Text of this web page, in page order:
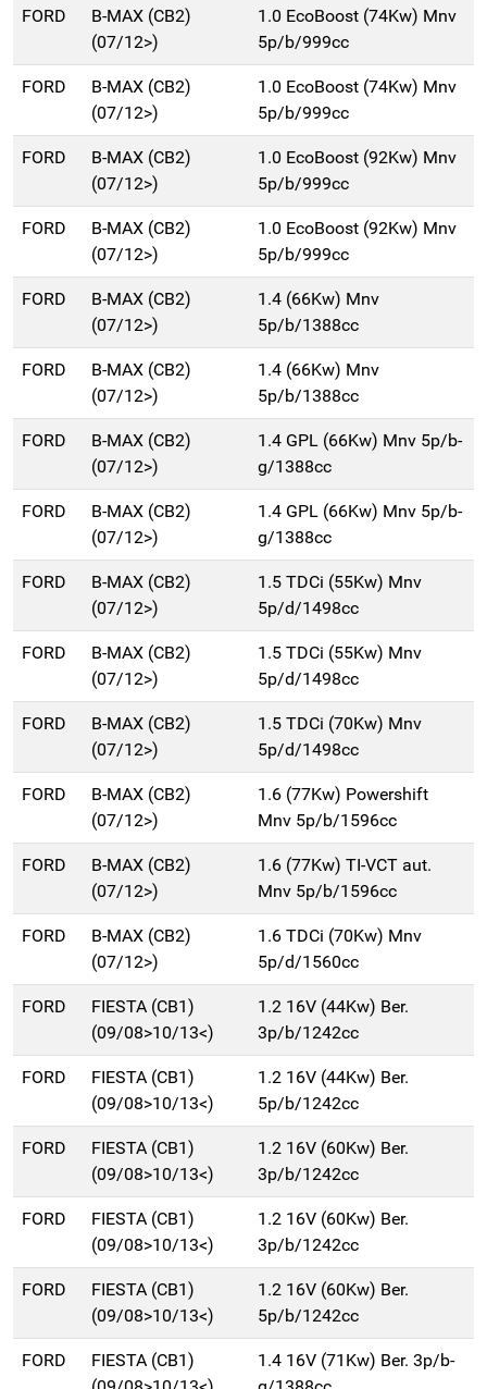
FORD
B-MAX (CB2)
(07/12>)
1.0 EcoBoost (74Kw) Mnv
5p/b/999cc
FORD
B-MAX (CB2)
(07/12>)
1.0 EcoBoost (74Kw) Mnv
5p/b/999cc
FORD
B-MAX (CB2)
(07/12>)
1.0 EcoBoost (92Kw) Mnv
5p/b/999cc
FORD
B-MAX (CB2)
(07/12>)
1.0 EcoBoost (92Kw) Mnv
5p/b/999cc
FORD
B-MAX (CB2)
(07/12>)
1.4 (66Kw) Mnv
5p/b/1388cc
FORD
B-MAX (CB2)
(07/12>)
1.4 (66Kw) Mnv
5p/b/1388cc
FORD
B-MAX (CB2)
(07/12>)
1.4 GPL (66Kw) Mnv 5p/b-
g/1388cc
FORD
B-MAX (CB2)
(07/12>)
1.4 GPL (66Kw) Mnv 5p/b-
g/1388cc
FORD
B-MAX (CB2)
(07/12>)
1.5 TDCi (55Kw) Mnv
5p/d/1498cc
FORD
B-MAX (CB2)
(07/12>)
1.5 TDCi (55Kw) Mnv
5p/d/1498cc
FORD
B-MAX (CB2)
(07/12>)
1.5 TDCi (70Kw) Mnv
5p/d/1498cc
FORD
B-MAX (CB2)
(07/12>)
1.6 (77Kw) Powershift
Mnv 5p/b/1596cc
FORD
B-MAX (CB2)
(07/12>)
1.6 (77Kw) TI-VCT aut.
Mnv 5p/b/1596cc
FORD
B-MAX (CB2)
(07/12>)
1.6 TDCi (70Kw) Mnv
5p/d/1560cc
FORD
FIESTA (CB1)
(09/08>10/13<)
1.2 16V (44Kw) Ber.
3p/b/1242cc
FORD
FIESTA (CB1)
(09/08>10/13<)
1.2 16V (44Kw) Ber.
5p/b/1242cc
FORD
FIESTA (CB1)
(09/08>10/13<)
1.2 16V (60Kw) Ber.
3p/b/1242cc
FORD
FIESTA (CB1)
(09/08>10/13<)
1.2 16V (60Kw) Ber.
3p/b/1242cc
FORD
FIESTA (CB1)
(09/08>10/13<)
1.2 16V (60Kw) Ber.
5p/b/1242cc
FORD
FIESTA (CB1)
1.4 16V (71Kw) Ber. 3p/b-